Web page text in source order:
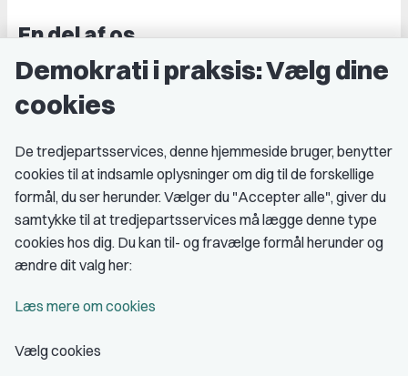
En del af os
Grupper og kredse
Studenterorganisationer
Medlemskab
Fordele som medlem
Kontingent
Demokrati i praksis: Vælg dine
cookies
De tredjepartsservices, denne hjemmeside bruger, benytter
cookies til at indsamle oplysninger om dig til de forskellige
formål, du ser herunder. Vælger du "Accepter alle", giver du
samtykke til at tredjepartsservices må lægge denne type
cookies hos dig. Du kan til- og fravælge formål herunder og
ændre dit valg her:
Læs mere om cookies
Vælg cookies